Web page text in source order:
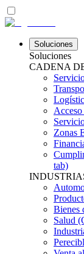
Soluciones
Soluciones
CADENA
Zonas
tab)
Bienes
Salud